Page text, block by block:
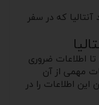
آنتالیا که در سفر
اطلاعات ضروری
مهمی از آن
این اطلاعات را در